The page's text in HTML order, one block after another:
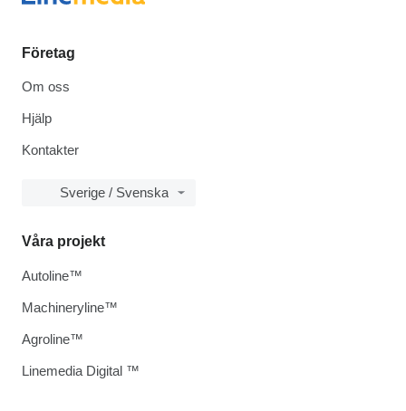
Företag
Om oss
Hjälp
Kontakter
Sverige / Svenska
Våra projekt
Autoline™
Machineryline™
Agroline™
Linemedia Digital ™